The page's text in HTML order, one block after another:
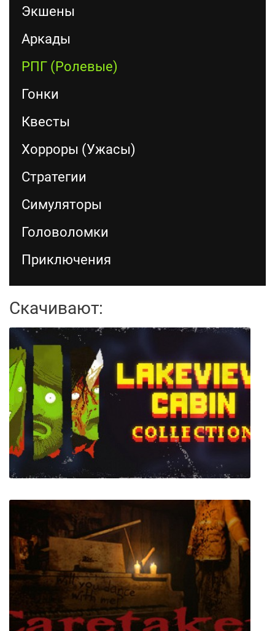
Экшены
Аркады
РПГ (Ролевые)
Гонки
Квесты
Хорроры (Ужасы)
Стратегии
Симуляторы
Головоломки
Приключения
Скачивают:
Lakeview Cabin Collection